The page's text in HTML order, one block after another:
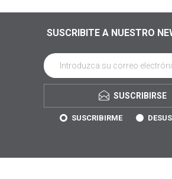
SUSCRIBITE A NUESTRO
SUSCRIBIRSE
SUSCRIBIRME